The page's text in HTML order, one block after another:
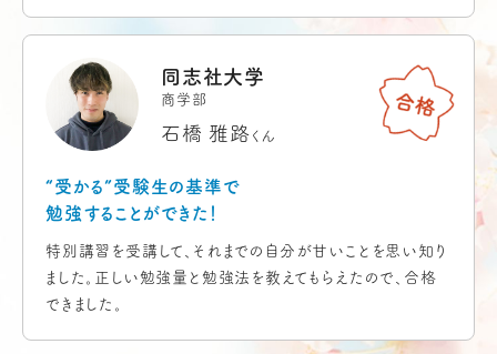
同志社大学
商学部
石橋 雅路 くん
“受かる”受験生の基準で
勉強することができた！
特別講習を受講して、それまでの自分が甘いことを思い知り
ました。正しい勉強量と勉強法を教えてもらえたので、合格
できました。